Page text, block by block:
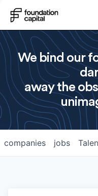
We bind our
away the
jobs
companies